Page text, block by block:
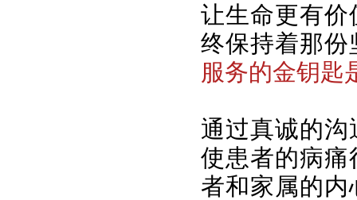
让生命更有
终保持着那
服务的金钥匙
通过真诚的
使患者的病
者和家属的